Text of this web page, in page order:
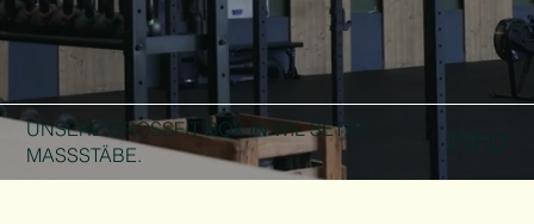
UNSERE CROSSFIT BOX IN WIL SETZT
MASSSTÄBE.
INFO